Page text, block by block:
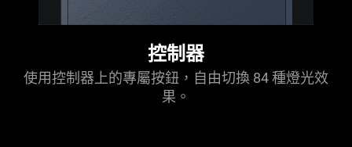
控制器
使用控制器上的專屬按鈕，自由切換 84 種燈光效
果。